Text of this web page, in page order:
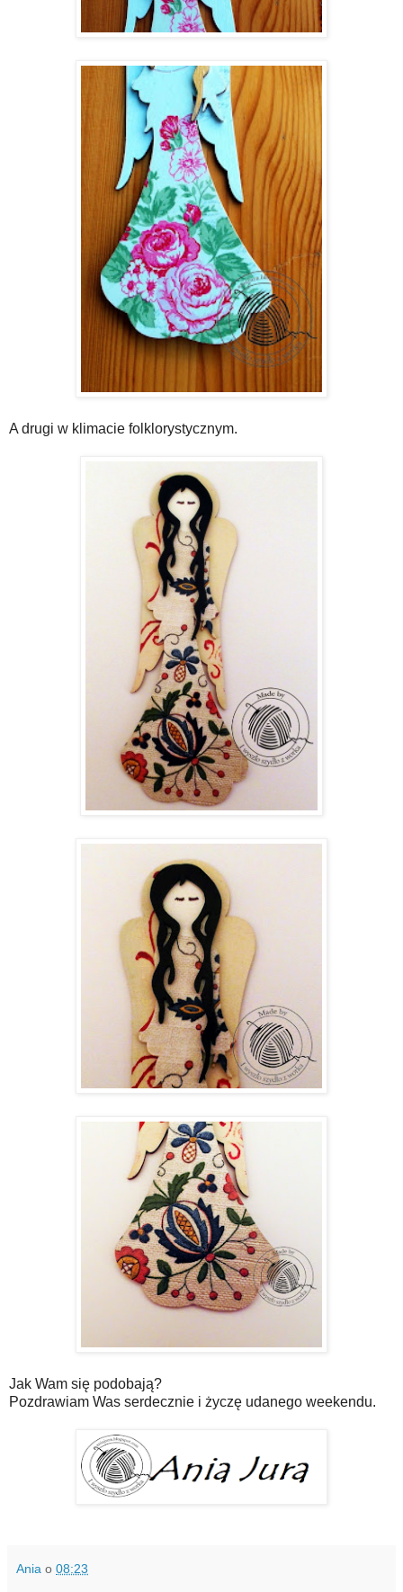
A drugi w klimacie folklorystycznym.
Jak Wam się podobają?
Pozdrawiam Was serdecznie i życzę udanego weekendu.
Ania o 08:23